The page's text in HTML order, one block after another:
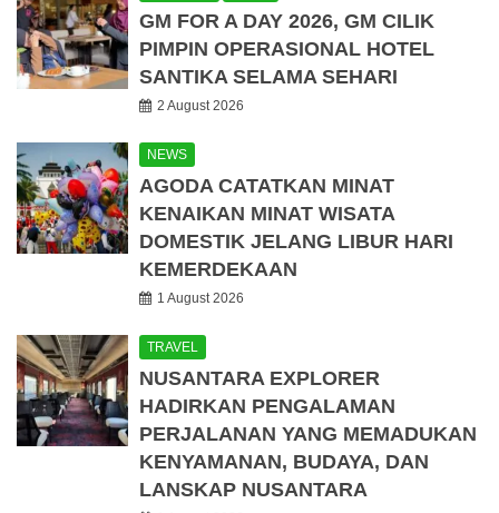
GM FOR A DAY 2026, GM CILIK
PIMPIN OPERASIONAL HOTEL
SANTIKA SELAMA SEHARI
2 August 2026
NEWS
AGODA CATATKAN MINAT
KENAIKAN MINAT WISATA
DOMESTIK JELANG LIBUR HARI
KEMERDEKAAN
1 August 2026
TRAVEL
NUSANTARA EXPLORER
HADIRKAN PENGALAMAN
PERJALANAN YANG MEMADUKAN
KENYAMANAN, BUDAYA, DAN
LANSKAP NUSANTARA